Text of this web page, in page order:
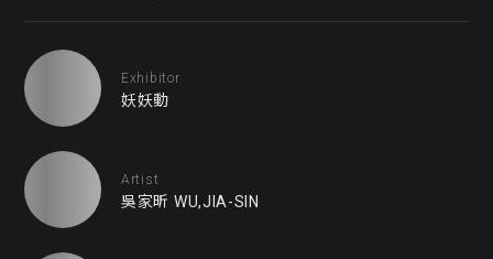
Exhibitor
妖妖動
Artist
吳家昕 WU,JIA-SIN